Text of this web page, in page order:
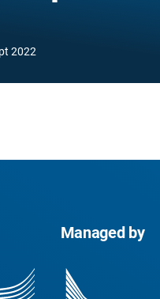
2022
Managed by